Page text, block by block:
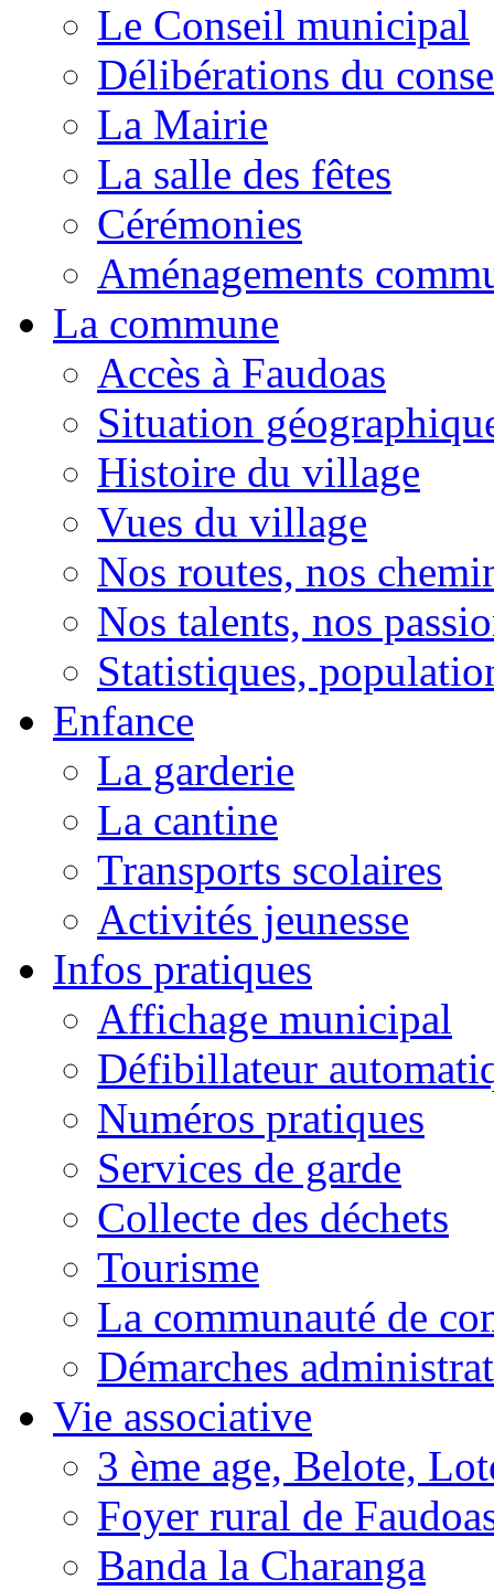
Le Conseil municipal
Délibérations du
La Mairie
La salle des fêtes
Cérémonies
Aménagements
La commune
Accès à Faudoas
Situation
Histoire du village
Vues du village
Nos routes, nos
Nos talents, nos
Statistiques,
Enfance
La garderie
La cantine
Transports scolaires
Activités jeunesse
Infos pratiques
Affichage municipal
Défibillateur
Numéros pratiques
Services de garde
Collecte des déchets
Tourisme
La communauté de
Démarches
Vie associative
3 ème age, Belote,
Foyer rural de
Banda la Charanga